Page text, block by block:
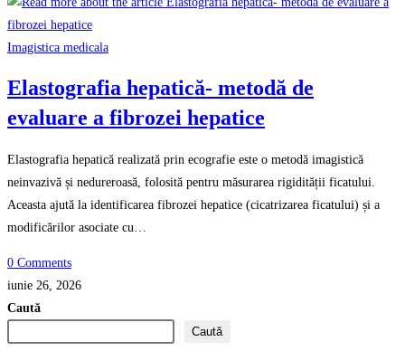
Imagistica medicala
Elastografia hepatică- metodă de
evaluare a fibrozei hepatice
Elastografia hepatică realizată prin ecografie este o metodă imagistică
neinvazivă și nedureroasă, folosită pentru măsurarea rigidității ficatului.
Aceasta ajută la identificarea fibrozei hepatice (cicatrizarea ficatului) și a
modificărilor asociate cu…
0 Comments
iunie 26, 2026
Caută
Caută